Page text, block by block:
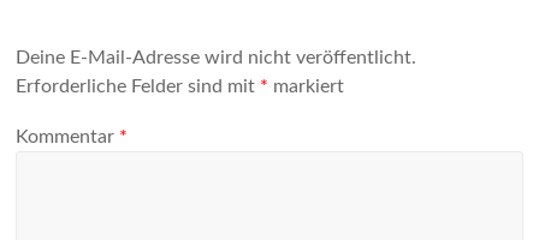
Deine E-Mail-Adresse wird nicht veröffentlicht.
Erforderliche Felder sind mit * markiert
Kommentar *